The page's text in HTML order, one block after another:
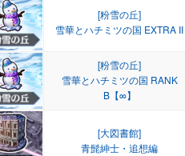
[粉雪の丘]
雪華とハチミツの国 EXTRA II
[粉雪の丘]
雪華とハチミツの国 RANK
B【∞】
[大図書館]
青髭紳士・追想編